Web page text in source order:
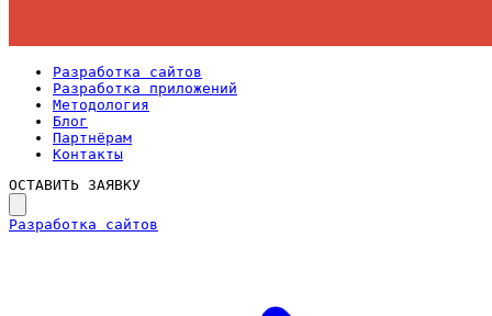
Разработка сайтов
Разработка приложений
Методология
Блог
Партнёрам
Контакты
ОСТАВИТЬ ЗАЯВКУ
Разработка сайтов